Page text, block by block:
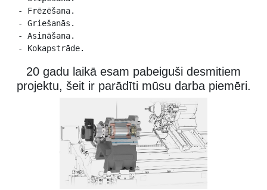
- Kokapstrāde.
20 gadu laikā esam pabeiguši desmitiem
projektu, šeit ir parādīti mūsu darba piemēri.